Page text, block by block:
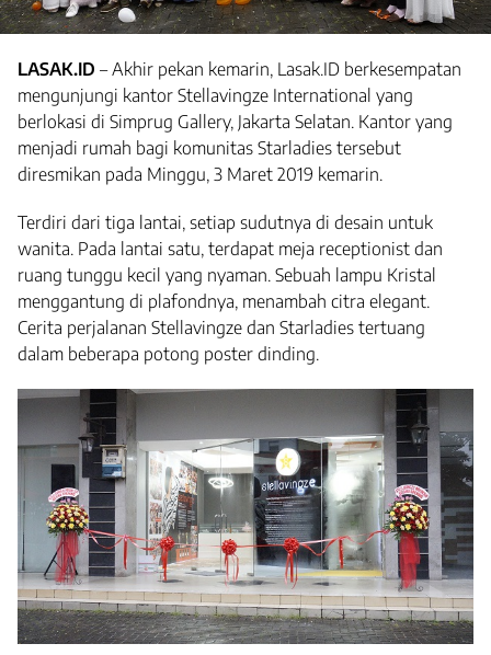
LASAK.ID – Akhir pekan kemarin, Lasak.ID berkesempatan
mengunjungi kantor Stellavingze International yang
berlokasi di Simprug Gallery, Jakarta Selatan. Kantor yang
menjadi rumah bagi komunitas Starladies tersebut
diresmikan pada Minggu, 3 Maret 2019 kemarin.
Terdiri dari tiga lantai, setiap sudutnya di desain untuk
wanita. Pada lantai satu, terdapat meja receptionist dan
ruang tunggu kecil yang nyaman. Sebuah lampu Kristal
menggantung di plafondnya, menambah citra elegant.
Cerita perjalanan Stellavingze dan Starladies tertuang
dalam beberapa potong poster dinding.